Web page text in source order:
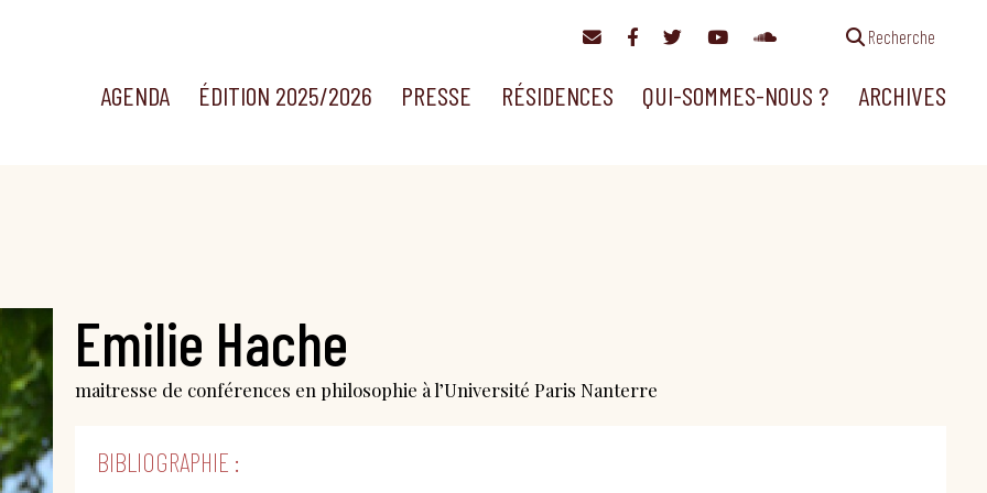
Recherche
AGENDA ÉDITION 2025/2026 PRESSE RÉSIDENCES QUI-SOMMES-NOUS ? ARCHIVES
Emilie Hache
maitresse de conférences en philosophie à l’Université Paris Nanterre
BIBLIOGRAPHIE :